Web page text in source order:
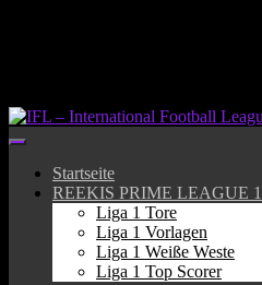
Startseite
REEKIS PRIME LEAGUE 1
Liga 1 Tore
Liga 1 Vorlagen
Liga 1 Weiße Weste
Liga 1 Top Scorer